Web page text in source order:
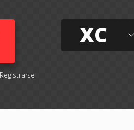
Registrarse
XC